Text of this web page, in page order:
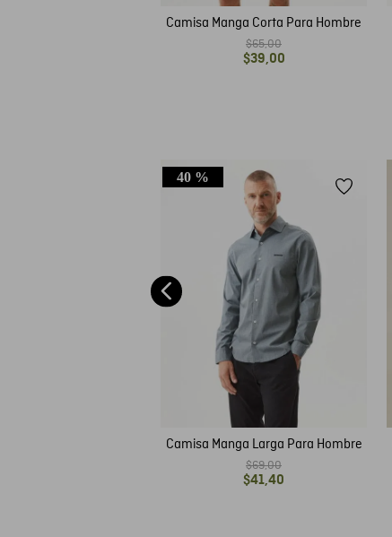
Camisa Manga Corta Para Hombre
$65,00
$39,00
40 %
Camisa Manga Larga Para Hombre
$69,00
$41,40